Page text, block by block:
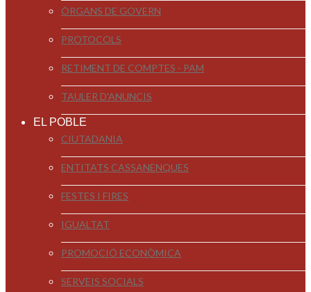
ÒRGANS DE GOVERN
PROTOCOLS
RETIMENT DE COMPTES - PAM
TAULER D'ANUNCIS
EL POBLE
CIUTADANIA
ENTITATS CASSANENQUES
FESTES I FIRES
IGUALTAT
PROMOCIÓ ECONÒMICA
SERVEIS SOCIALS